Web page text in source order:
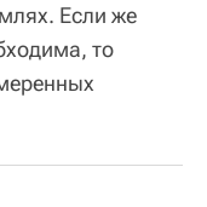
Если же
то